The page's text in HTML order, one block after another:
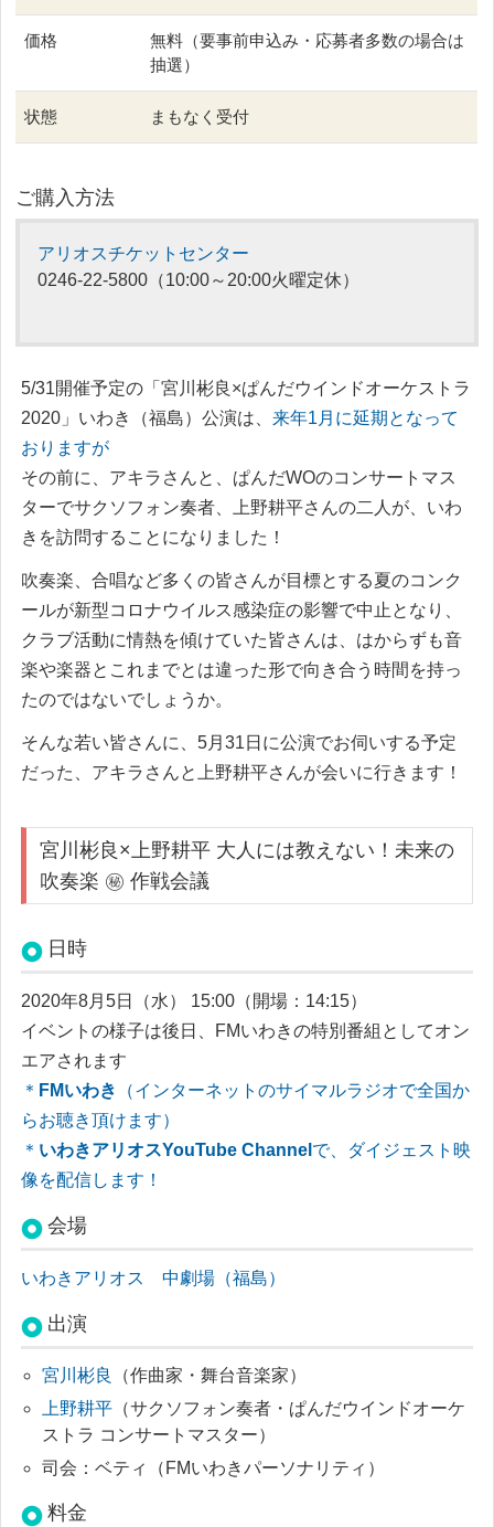
価格
無料（要事前申込み・応募者多数の場合は
抽選）
状態 まもなく受付
ご購入方法
アリオスチケットセンター
0246-22-5800 （10:00～20:00火曜定休）
5/31開催予定の「宮川彬良 ×ぱんだウインドオーケストラ
2020」いわき（福島）公演は、 来年1月に延期となって
おりますが
その前に、アキラさんと、ぱんだWOのコンサートマス
ターでサクソフォン奏者、上野耕平さんの二人が、いわ
きを訪問することになりました！
吹奏楽、合唱など多くの皆さんが目標とする夏のコンク
ールが新型コロナウイルス感染症の影響で中止となり、
クラブ活動に情熱を傾けていた皆さんは、はからずも音
楽や楽器とこれまでとは違った形で向き合う時間を持っ
たのではないでしょうか。
そんな若い皆さんに、5月31日に公演でお伺いする予定
だった、アキラさんと上野耕平さんが会いに行きます！
宮川彬良×上野耕平 大人には教えない！未来の
吹奏楽 ㊙ 作戦会議
日時
2020年8月5日 （水） 15:00（ 開場： 14:15）
イベントの様子は後日、FMいわきの特別番組としてオン
エアされます
＊ FMいわき （インターネットのサイマルラジオで全国か
らお聴き頂けます）
＊ いわきアリオスYouTube Channel で、ダイジェスト映
像を配信します！
会場
いわきアリオス 中劇場（福島）
出演
宮川彬良
（作曲家・舞台音楽家）
上野耕平（サクソフォン奏者・ぱんだウインドオーケ
ストラ コンサートマスター）
司会：ベティ（FMいわきパーソナリティ）
料金